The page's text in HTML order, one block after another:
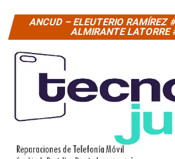
ANCUD – ELEUTERIO RAMÍREZ
ALMIRANTE LATORRE